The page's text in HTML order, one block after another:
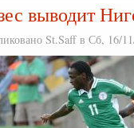
выводит
St.Saff в Сб, 16/